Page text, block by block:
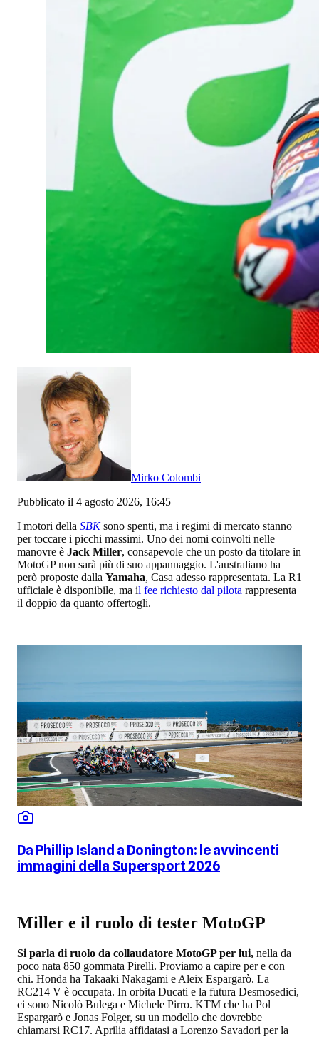
Mirko Colombi
Pubblicato il 4 agosto 2026, 16:45
I motori della SBK sono spenti, ma i regimi di mercato stanno
per toccare i picchi massimi. Uno dei nomi coinvolti nelle
manovre è Jack Miller, consapevole che un posto da titolare in
MotoGP non sarà più di suo appannaggio. L'australiano ha
però proposte dalla Yamaha, Casa adesso rappresentata. La R1
ufficiale è disponibile, ma il fee richiesto dal pilota rappresenta
il doppio da quanto offertogli.
Da Phillip Island a Donington: le avvincenti
immagini della Supersport 2026
Miller e il ruolo di tester MotoGP
Si parla di ruolo da collaudatore MotoGP per lui, nella da
poco nata 850 gommata Pirelli. Proviamo a capire per e con
chi. Honda ha Takaaki Nakagami e Aleix Espargarò. La
RC214 V è occupata. In orbita Ducati e la futura Desmosedici,
ci sono Nicolò Bulega e Michele Pirro. KTM che ha Pol
Espargarò e Jonas Folger, su un modello che dovrebbe
chiamarsi RC17. Aprilia affidatasi a Lorenzo Savadori per la